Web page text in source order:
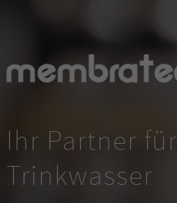
Ihr Partner für
Trinkwasser